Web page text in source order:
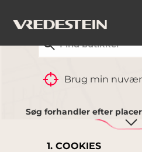
Brug min
Søg forhandler efter
TILBAGE
COOKIES
1. COOKIES